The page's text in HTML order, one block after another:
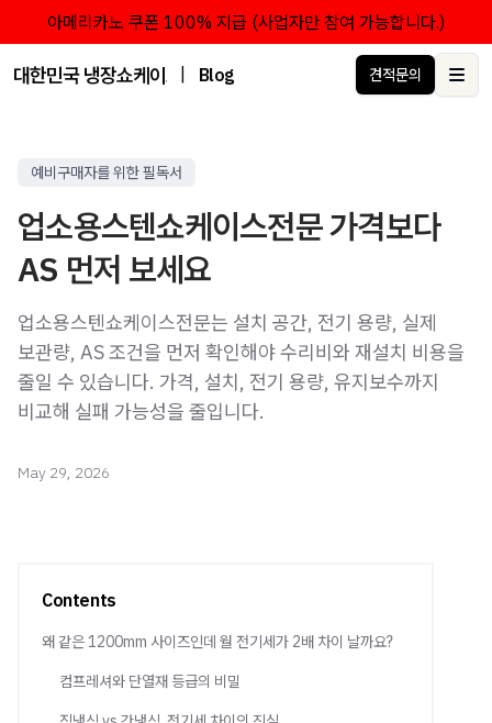
아메리카노 쿠폰 100% 지급 (사업자만 참여 가능합니다.)
대한민국 냉장쇼케이스 점유율 1위 브랜드 한성쇼케이스
Blog 견적문의
예비구매자를 위한 필독서
업소용스텐쇼케이스전문 가격보다
AS 먼저 보세요
업소용스텐쇼케이스전문는 설치 공간, 전기 용량, 실제
보관량, AS 조건을 먼저 확인해야 수리비와 재설치 비용을
줄일 수 있습니다. 가격, 설치, 전기 용량, 유지보수까지
비교해 실패 가능성을 줄입니다.
May 29, 2026
Contents
왜 같은 1200mm 사이즈인데 월 전기세가 2배 차이 날까요?
컴프레셔와 단열재 등급의 비밀